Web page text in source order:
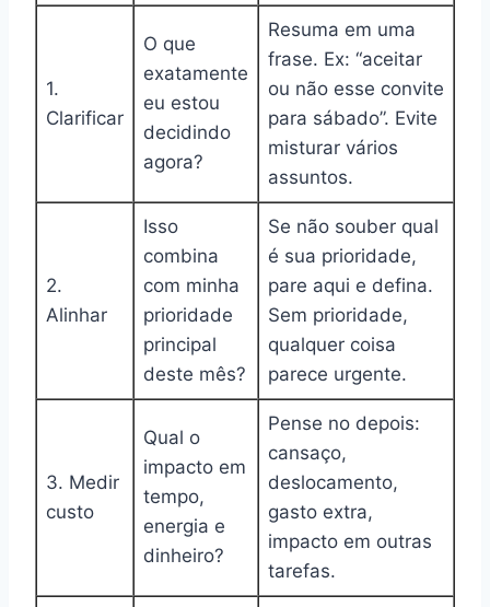
1.
Clarificar
O que
exatamente
eu estou
decidindo
agora?
Resuma em uma
frase. Ex: “aceitar
ou não esse convite
para sábado”. Evite
misturar vários
assuntos.
2.
Alinhar
Isso
combina
com minha
prioridade
principal
deste mês?
Se não souber qual
é sua prioridade,
pare aqui e defina.
Sem prioridade,
qualquer coisa
parece urgente.
3. Medir
custo
Qual o
impacto em
tempo,
energia e
dinheiro?
Pense no depois:
cansaço,
deslocamento,
gasto extra,
impacto em outras
tarefas.